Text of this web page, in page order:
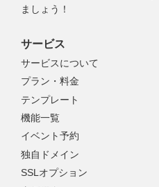
ましょう！
サービス
サービスについて
プラン・料金
テンプレート
機能一覧
イベント予約
独自ドメイン
SSLオプション